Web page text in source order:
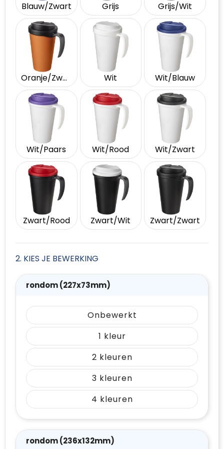
Blauw/Zwart Grijs Grijs/Wit
Oranje/Zwart Wit Wit/Blauw
Wit/Paars Wit/Rood Wit/Zwart
Zwart/Rood Zwart/Wit Zwart/Zwart
2. KIES JE BEWERKING
rondom (227x73mm)
Onbewerkt
1
2
3
4
rondom (236x132mm)